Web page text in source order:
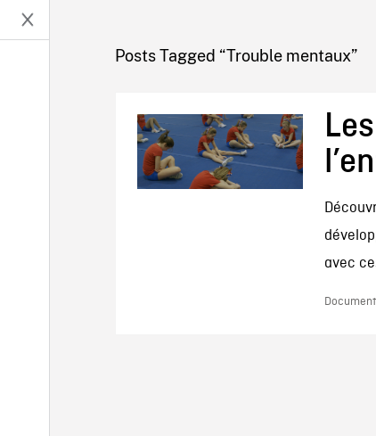
LIRE
Posts Tagged “Trouble mentaux”
avec